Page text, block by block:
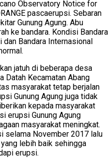
Observatory Notice for
pascaerupsi. Sebaran
Gunung Agung. Abu
ke bandara. Kondisi Bandara
dan Bandara Internasional
jatuh di beberapa desa
Datah Kecamatan Abang
masyarakat tetap berjalan
Gunung Agung juga tidak
kepada masyarakat
erupsi Gunung Agung
masyarakat meningkat.
selama November 2017 lalu
lebih baik sehingga
erupsi.